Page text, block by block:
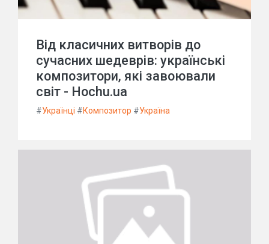
Від класичних витворів до
сучасних шедеврів: українські
композитори, які завоювали
світ - Hochu.ua
#Українці #Композитор #Україна